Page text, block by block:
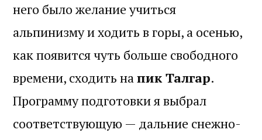
него было желание учиться
альпинизму и ходить в горы, а осенью,
как появится чуть больше свободного
времени, сходить напик Талгар.
Программу подготовки я выбрал
соответствующую — дальние снежно-